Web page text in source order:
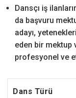
Dansçı iş
da başvuru
adayı,
eden bir mektup
profesyonel ve
Dans Türü